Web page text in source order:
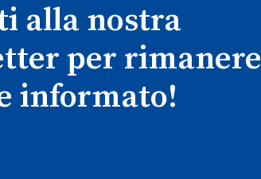
alla nostra
per rimanere
informato!